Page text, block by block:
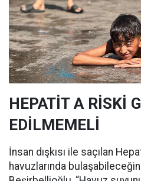
HEPATİT A RİSKİ
EDİLMEMELİ
İnsan dışkısı ile saçılan
havuzlarında